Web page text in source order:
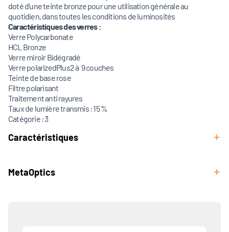
doté d'une teinte bronze pour une utilisation générale au
quotidien, dans toutes les conditions de luminosités
Caractéristiques des verres:
Verre Polycarbonate
HCL Bronze
Verre miroir Bidégradé
Verre polarizedPlus2 à 9 couches
Teinte de base rose
Filtre polarisant
Traitement anti rayures
Taux de lumière transmis : 15 %
Catégorie : 3
Caractéristiques
MetaOptics